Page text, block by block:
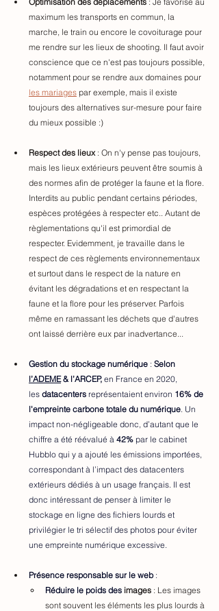
maximum les transports en commun, la
marche, le train ou encore le covoiturage pour
me rendre sur les lieux de shooting. Il faut avoir
conscience que ce n'est pas toujours possible,
notamment pour se rendre aux domaines pour
les mariages par exemple, mais il existe
toujours des alternatives sur-mesure pour faire
du mieux possible :)
Respect des lieux : On n'y pense pas toujours,
mais les lieux extérieurs peuvent être soumis à
des normes afin de protéger la faune et la flore.
Interdits au public pendant certains périodes,
espèces protégées à respecter etc.. Autant de
règlementations qu'il est primordial de
respecter. Evidemment, je travaille dans le
respect de ces règlements environnementaux
et surtout dans le respect de la nature en
évitant les dégradations et en respectant la
faune et la flore pour les préserver. Parfois
même en ramassant les déchets que d'autres
ont laissé derrière eux par inadvertance...
Gestion du stockage numérique : Selon
l’ADEME & l’ARCEP, en France en 2020,
les datacenters représentaient environ 16% de
l'empreinte carbone totale du numérique. Un
impact non-négligeable donc, d’autant que le
chiffre a été réévalué à 42% par le cabinet
Hubblo qui y a ajouté les émissions importées,
correspondant à l’impact des datacenters
extérieurs dédiés à un usage français. Il est
donc intéressant de penser à limiter le
stockage en ligne des fichiers lourds et
privilégier le tri sélectif des photos pour éviter
une empreinte numérique excessive.
Présence responsable sur le web :
Réduire le poids des images : Les images
sont souvent les éléments les plus lourds à